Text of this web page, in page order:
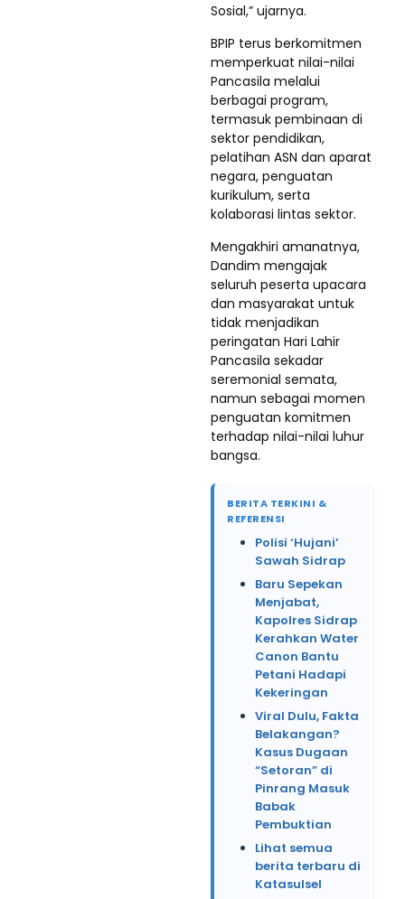
Sosial,” ujarnya.
BPIP terus berkomitmen
memperkuat nilai-nilai
Pancasila melalui
berbagai program,
termasuk pembinaan di
sektor pendidikan,
pelatihan ASN dan aparat
negara, penguatan
kurikulum, serta
kolaborasi lintas sektor.
Mengakhiri amanatnya,
Dandim mengajak
seluruh peserta upacara
dan masyarakat untuk
tidak menjadikan
peringatan Hari Lahir
Pancasila sekadar
seremonial semata,
namun sebagai momen
penguatan komitmen
terhadap nilai-nilai luhur
bangsa.
BERITA TERKINI &
REFERENSI
Polisi ‘Hujani’
Sawah Sidrap
Baru Sepekan
Menjabat,
Kapolres Sidrap
Kerahkan Water
Canon Bantu
Petani Hadapi
Kekeringan
Viral Dulu, Fakta
Belakangan?
Kasus Dugaan
“Setoran” di
Pinrang Masuk
Babak
Pembuktian
Lihat semua
berita terbaru di
Katasulsel